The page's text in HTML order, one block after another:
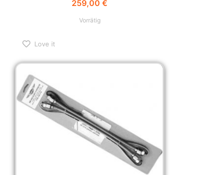
259,00 €
Vorrätig
Love it